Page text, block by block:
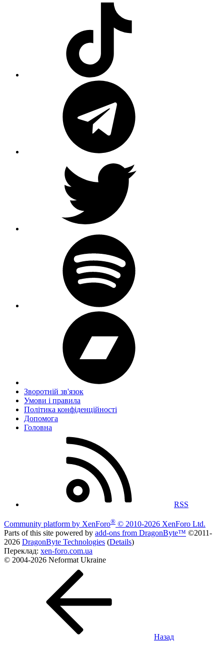
Зворотній зв'язок
Умови і правила
Політика конфіденційності
Дoпoмoга
Головна
RSS
Community platform by XenForo® © 2010-2026 XenForo Ltd.
Parts of this site powered by add-ons from DragonByte™ ©2011-
2026 DragonByte Technologies (Details)
Переклад: xen-foro.com.ua
© 2004-2026 Neformat Ukraine
Назад